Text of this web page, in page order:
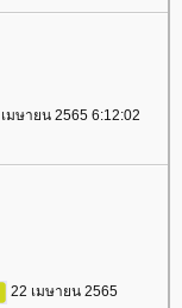
มษายน 2565 6:12:02
22 เมษายน 2565